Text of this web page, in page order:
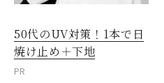
50代のUV対策！1本で日
焼け止め＋下地
PR